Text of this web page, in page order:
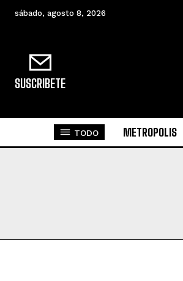
sábado, agosto 8, 2026
SUSCRIBETE
TODO METROPOLIS